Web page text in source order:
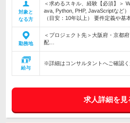
対象と
なる方
＜求めるスキル、経験【必須】＞
ava, Python, PHP, JavaScriptなど
（目安：10年以上） 要件定義や基
勤務地
＜プロジェクト先＞大阪府・京
配…
給与
※詳細はコンサルタントへご確認く
求人詳細を見